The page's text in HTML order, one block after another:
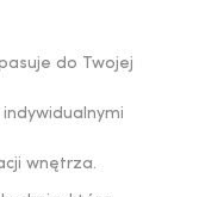
do Twojej
wnętrza.